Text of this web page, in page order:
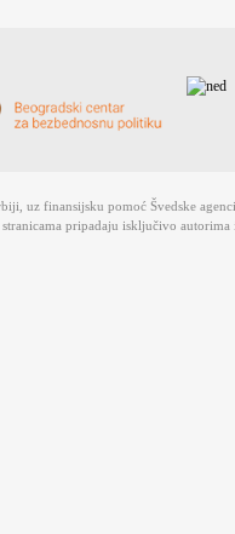
uz finansijsku pomoć Švedske
stranicama pripadaju isključivo